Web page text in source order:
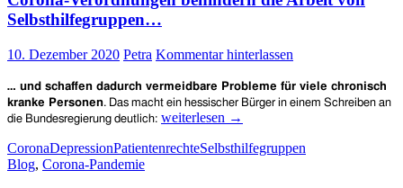
–
Eine
Stellungnahme
des
Landesdatenschutzbeauftragten
von
Rheinland-
Pfalz
Selbsthilfegruppen…
10. Dezember 2020 Petra Kommentar hinterlassen
… und schaffen dadurch vermeidbare Probleme für viele chronisch
kranke Personen. Das macht ein hessischer Bürger in einem Schreiben an
die Bundesregierung deutlich: Corona-
behindern
weiterlesen →
CoronaDepressionPatientenrechteSelbsthilfegruppen
Blog, Corona-Pandemie